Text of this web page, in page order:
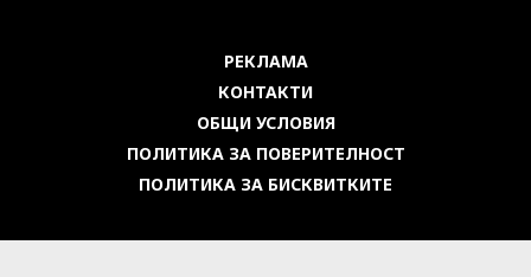
РЕКЛАМА
КОНТАКТИ
ОБЩИ УСЛОВИЯ
ПОЛИТИКА ЗА ПОВЕРИТЕЛНОСТ
ПОЛИТИКА ЗА БИСКВИТКИТЕ